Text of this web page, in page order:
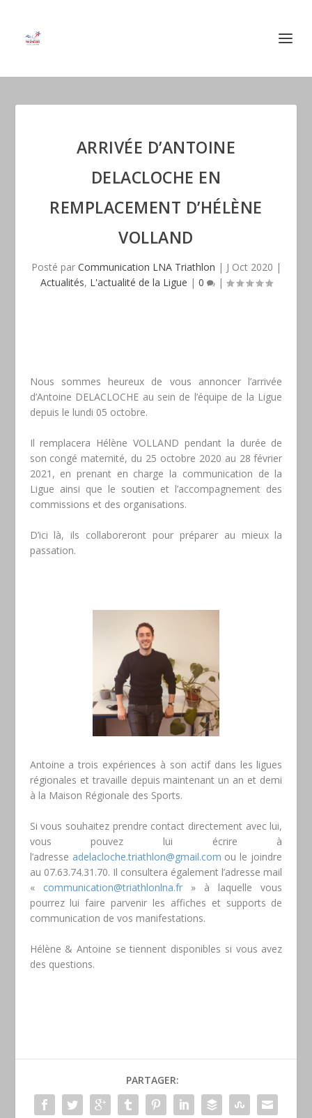
ARRIVÉE D’ANTOINE
DELACLOCHE EN
REMPLACEMENT D’HÉLÈNE
VOLLAND
Posté par Communication LNA Triathlon | J Oct 2020 |
Actualités, L'actualité de la Ligue | 0 |
Nous sommes heureux de vous annoncer l’arrivée
d’Antoine DELACLOCHE au sein de l’équipe de la Ligue
depuis le lundi 05 octobre.
Il remplacera Hélène VOLLAND pendant la durée de
son congé maternité, du 25 octobre 2020 au 28 février
2021, en prenant en charge la communication de la
Ligue ainsi que le soutien et l’accompagnement des
commissions et des organisations.
D’ici là, ils collaboreront pour préparer au mieux la
passation.
Antoine a trois expériences à son actif dans les ligues
régionales et travaille depuis maintenant un an et demi
à la Maison Régionale des Sports.
Si vous souhaitez prendre contact directement avec lui,
vous pouvez lui écrire à
l’adresse adelacloche.triathlon@gmail.com ou le joindre
au 07.63.74.31.70. Il consultera également l’adresse mail
« communication@triathlonlna.fr» à laquelle vous
pourrez lui faire parvenir les affiches et supports de
communication de vos manifestations.
Hélène & Antoine se tiennent disponibles si vous avez
des questions.
PARTAGER: